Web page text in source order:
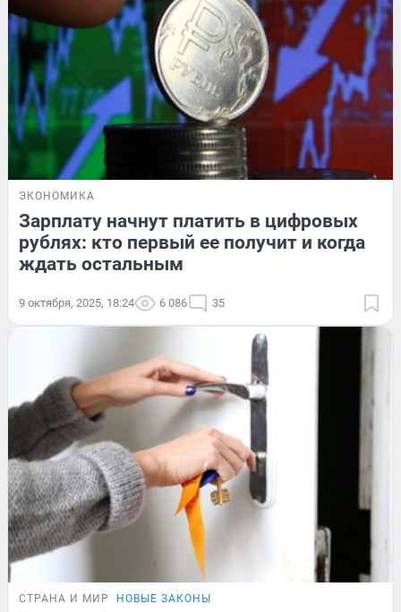
ЭКОНОМИКА
Зарплату начнут платить в цифровых
рублях: кто первый ее получит и когда
ждать остальным
9 октября, 2025, 18:24 6 086 35
СТРАНА И МИР НОВЫЕ ЗАКОНЫ